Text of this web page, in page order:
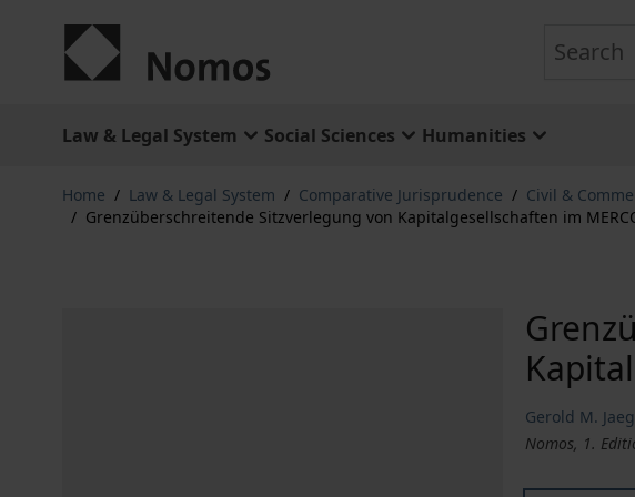
Law & Legal System Social Sciences Humanities
Home / Law & Legal System / Comparative Jurisprudence / Civil &
/ Grenzüberschreitende Sitzverlegung von Kapitalgesellschaften im
Gerold M.
Nomos, 1.